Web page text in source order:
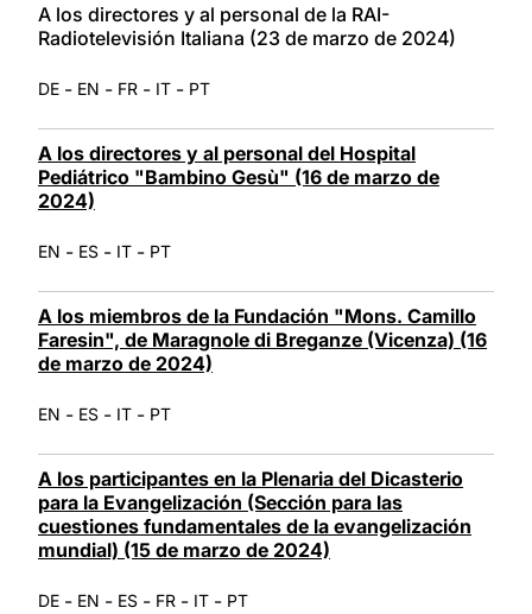
A los directores y al personal de la RAI-
Radiotelevisión Italiana (23 de marzo de 2024)
DE - EN - FR - IT - PT
A los directores y al personal del Hospital
Pediátrico "Bambino Gesù" (16 de marzo de
2024)
EN - ES - IT - PT
A los miembros de la Fundación "Mons. Camillo
Faresin", de Maragnole di Breganze (Vicenza) (16
de marzo de 2024)
EN - ES - IT - PT
A los participantes en la Plenaria del Dicasterio
para la Evangelización (Sección para las
cuestiones fundamentales de la evangelización
mundial) (15 de marzo de 2024)
DE - EN - ES - FR - IT - PT